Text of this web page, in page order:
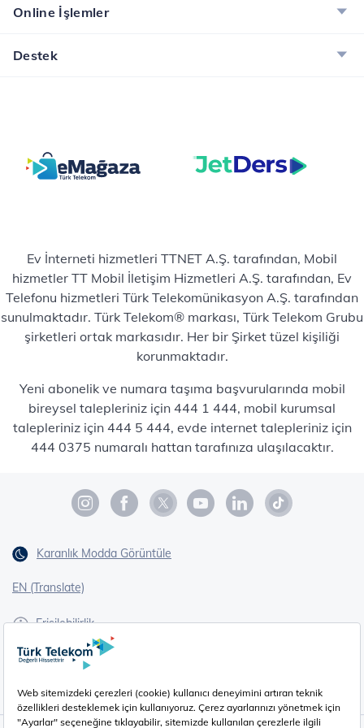
Online İşlemler
Destek
Ev İnterneti hizmetleri TTNET A.Ş. tarafından, Mobil
hizmetler TT Mobil İletişim Hizmetleri A.Ş. tarafından, Ev
Telefonu hizmetleri Türk Telekomünikasyon A.Ş. tarafından
sunulmaktadır. Türk Telekom® markası, Türk Telekom Grubu
şirketleri ortak markasıdır. Her bir Şirket tüzel kişiliği
korunmaktadır.
Yeni abonelik ve numara taşıma başvurularında mobil
bireysel talepleriniz için 444 1 444, mobil kurumsal
talepleriniz için 444 5 444, evde internet talepleriniz için
444 0375 numaralı hattan tarafınıza ulaşılacaktır.
Karanlık Modda Görüntüle
EN (Translate)
Erişilebilirlik
İşaret Dili Çevirisi